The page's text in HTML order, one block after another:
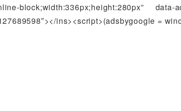
block;width:336px;height:280px” data-
ins><script>(adsbygoogle =